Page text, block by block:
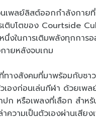
เพลย์ลิสต์ออกกำลังกาย
ติบโตของ Courtside
นึ่งในการเติมพลังทุกการ
ายหลังจบเกม
างสังคมที่มาพร้อมกับซาว
วเองก่อนเล่นกีฬา ด้วยเ
ปก หรือเพลงที่เลือก สำ
ความเป็นตัวเองผ่านเสียง